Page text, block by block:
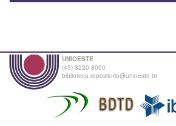
UNIOESTE
(45) 3220-3000
biblioteca.repositorio@unioeste.br